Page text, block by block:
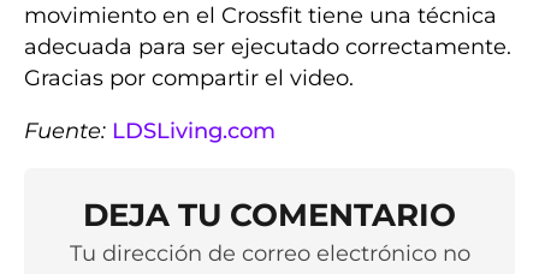
movimiento en el Crossfit tiene una técnica
adecuada para ser ejecutado correctamente.
Gracias por compartir el video.
Fuente: LDSLiving.com
DEJA TU COMENTARIO
Tu dirección de correo electrónico no